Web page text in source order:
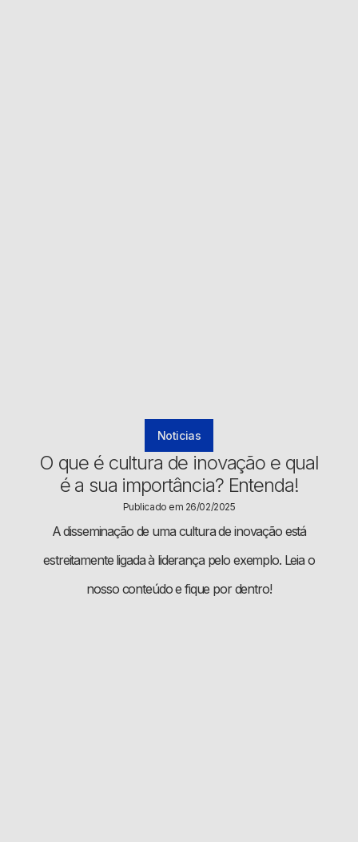
Noticias
O que é cultura de inovação e qual
é a sua importância? Entenda!
Publicado em 26/02/2025
A disseminação de uma cultura de inovação está
estreitamente ligada à liderança pelo exemplo. Leia o
nosso conteúdo e fique por dentro!